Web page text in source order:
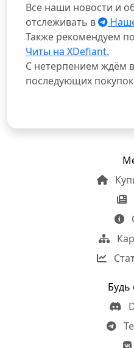
Все наши новости и
отслеживать в
Также рекомендуем
Читы на XDefiant.
С нетерпением ждём
последующих
Будь